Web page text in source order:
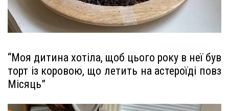
“Моя дитина хотіла, щоб цього року в неї був
торт із коровою, що летить на астероїді повз
Місяць”